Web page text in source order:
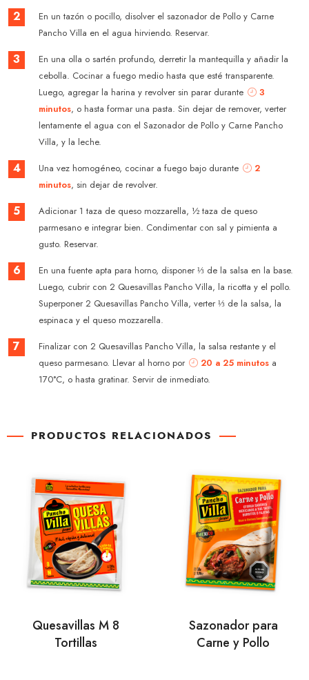
2
En un tazón o pocillo, disolver el sazonador de Pollo y Carne
Pancho Villa en el agua hirviendo. Reservar.
3
En una olla o sartén profundo, derretir la mantequilla y añadir la
cebolla. Cocinar a fuego medio hasta que esté transparente.
Luego, agregar la harina y revolver sin parar durante
3
minutos, o hasta formar una pasta. Sin dejar de remover, verter
lentamente el agua con el Sazonador de Pollo y Carne Pancho
Villa, y la leche.
4 Una vez homogéneo, cocinar a fuego bajo durante
2
minutos, sin dejar de revolver.
5
Adicionar 1 taza de queso mozzarella, ½ taza de queso
parmesano e integrar bien. Condimentar con sal y pimienta a
gusto. Reservar.
6
En una fuente apta para horno, disponer ⅓ de la salsa en la base.
Luego, cubrir con 2 Quesavillas Pancho Villa, la ricotta y el pollo.
Superponer 2 Quesavillas Pancho Villa, verter ⅓ de la salsa, la
espinaca y el queso mozzarella.
7
Finalizar con 2 Quesavillas Pancho Villa, la salsa restante y el
queso parmesano. Llevar al horno por
20 a 25 minutosa
170°C, o hasta gratinar. Servir de inmediato.
PRODUCTOS RELACIONADOS
Quesavillas M 8
Tortillas
Sazonador para
Carne y Pollo